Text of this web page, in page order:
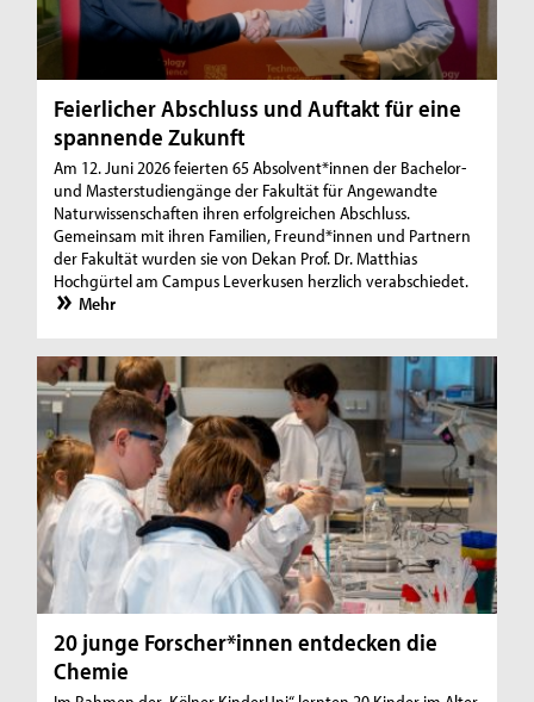
Feierlicher Abschluss und Auftakt für eine
spannende Zukunft
Am 12. Juni 2026 feierten 65 Absolvent*innen der Bachelor-
und Masterstudiengänge der Fakultät für Angewandte
Naturwissenschaften ihren erfolgreichen Abschluss.
Gemeinsam mit ihren Familien, Freund*innen und Partnern
der Fakultät wurden sie von Dekan Prof. Dr. Matthias
Hochgürtel am Campus Leverkusen herzlich verabschiedet.
Mehr
20 junge Forscher*innen entdecken die
Chemie